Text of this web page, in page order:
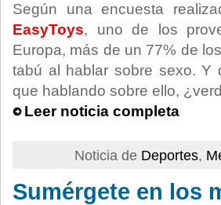
Según una encuesta
EasyToys, uno de los
Europa, más de un 77% de
tabú al hablar sobre sexo. Y
que hablando sobre ello,
Leer noticia completa
Noticia de Deportes,
Sumérgete en los